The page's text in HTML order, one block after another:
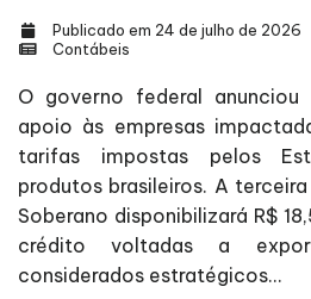
Publicado em 24 de julho de 2026
Contábeis
O governo federal
apoio às empresas
tarifas impostas pelos
produtos brasileiros. A
Soberano disponibilizará R$
crédito voltadas a
considerados estratégicos...